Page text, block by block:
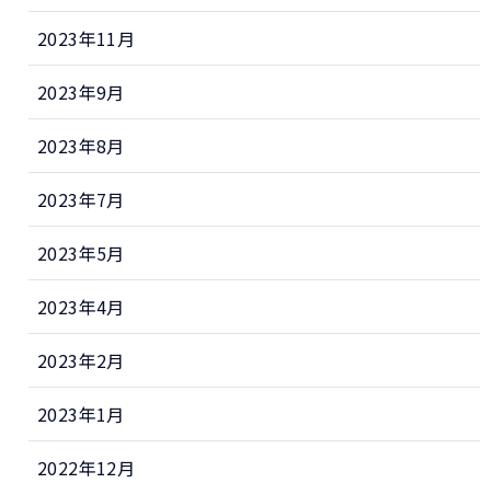
2023年11月
2023年9月
2023年8月
2023年7月
2023年5月
2023年4月
2023年2月
2023年1月
2022年12月